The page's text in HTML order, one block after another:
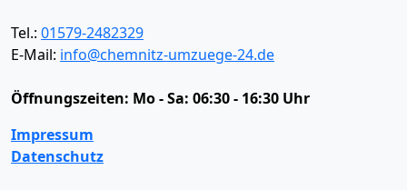
Tel.: 01579-2482329
E-Mail: info@chemnitz-umzuege-24.de
Öffnungszeiten: Mo - Sa: 06:30 - 16:30 Uhr
Impressum
Datenschutz